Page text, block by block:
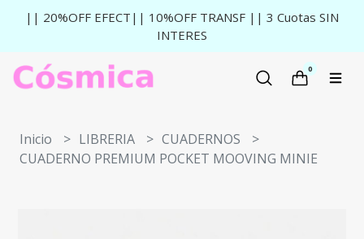
|| 20%OFF EFECT|| 10%OFF TRANSF || 3 Cuotas SIN
INTERES
0
Inicio LIBRERIA
CUADERNOS
CUADERNO PREMIUM POCKET MOOVING MINIE